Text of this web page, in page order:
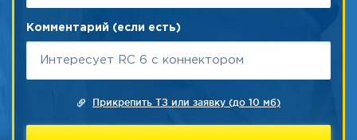
Комментарий (если есть)
Прикрепить ТЗ или заявку (до 10 мб)